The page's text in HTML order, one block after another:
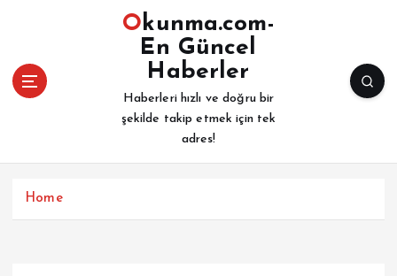
Okunma.com-
En Güncel
Haberler
Haberleri hızlı ve doğru bir
şekilde takip etmek için tek
adres!
Home